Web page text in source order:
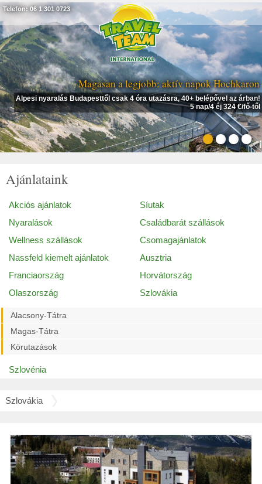
Magasan a legjobb: aktív napok Hochkaron
Alpesi nyaralás Budapesttől csak 4 óra utazásra, 40+ belépővel az árban!
5 nap/4 éj 324 €/fő-től
Telefon: 06 1 301 0723
Ajánlataink
Akciós ajánlatok
Síutak
Nyaralások
Családbarát szállások
Wellness szállások
Csomagajánlatok
Nassfeld kiemelt ajánlatok
Ausztria
Franciaország
Horvátország
Olaszország
Szlovákia
Alacsony-Tátra
Magas-Tátra
Körutazások
Szlovénia
Szlovákia